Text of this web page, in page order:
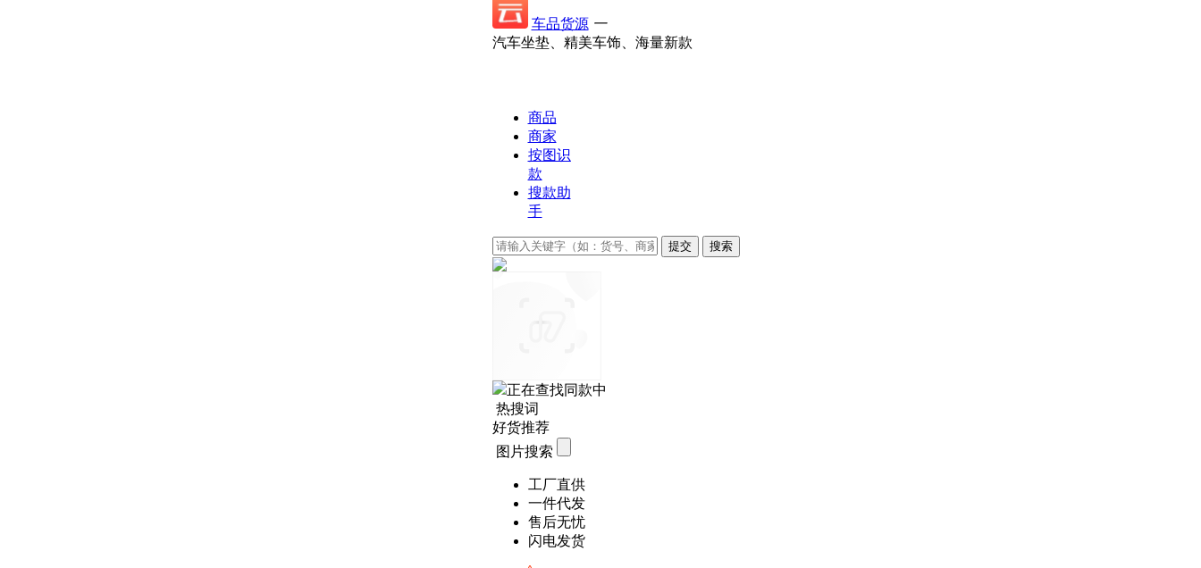
车品货源 一
汽车坐垫、精美车饰、海量新款
商品
商家
按图识
款
搜款助
手
正在查找同款中
热搜词
好货推荐
图片搜索
工厂直供
一件代发
售后无忧
闪电发货